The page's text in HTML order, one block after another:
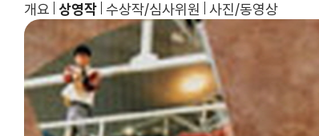
개요 상영작 수상작/심사위원 사진/동영상